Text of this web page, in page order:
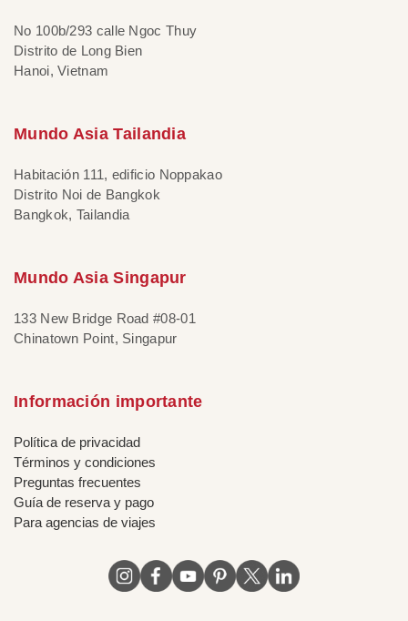
No 100b/293 calle Ngoc Thuy
Distrito de Long Bien
Hanoi, Vietnam
Mundo Asia Tailandia
Habitación 111, edificio Noppakao
Distrito Noi de Bangkok
Bangkok, Tailandia
Mundo Asia Singapur
133 New Bridge Road #08-01
Chinatown Point, Singapur
Información importante
Política de privacidad
Términos y condiciones
Preguntas frecuentes
Guía de reserva y pago
Para agencias de viajes